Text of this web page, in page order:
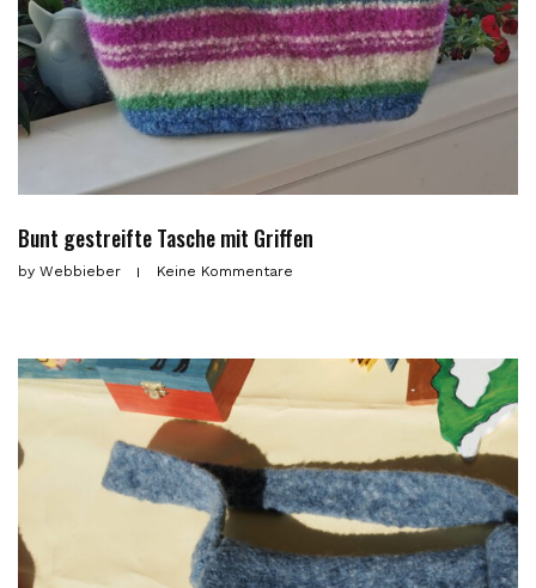
Bunt gestreifte Tasche mit Griffen
by Webbieber Keine Kommentare